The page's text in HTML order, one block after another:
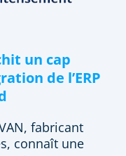
un cap
de l’ERP
fabricant
connaît une